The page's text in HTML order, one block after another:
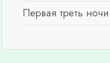
Первая треть ночи